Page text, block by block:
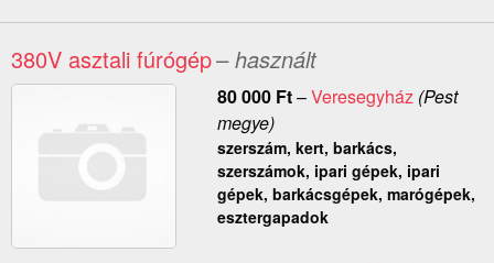
380V asztali fúrógép– használt
80 000 Ft–Veresegyház(Pest
megye)
szerszám, kert, barkács,
szerszámok, ipari gépek, ipari
gépek, barkácsgépek, marógépek,
esztergapadok